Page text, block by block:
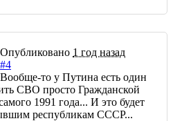
Опубликовано 1 год назад
#4
Вообще-то у Путина есть один
СВО просто Гражданской
1991 года... И это будет
республикам СССР...